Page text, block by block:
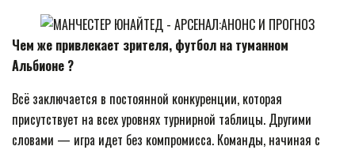
Чем же привлекает зрителя, футбол на туманном
Альбионе ?
Всё заключается в постоянной конкуренции, которая
присутствует на всех уровнях турнирной таблицы. Другими
словами — игра идет без компромисса. Команды, начиная с